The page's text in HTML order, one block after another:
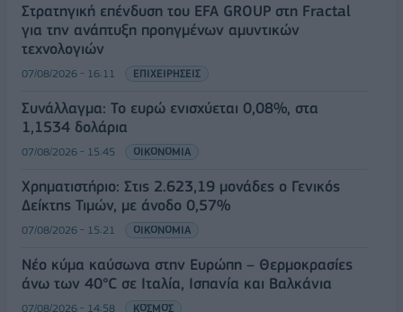
Στρατηγική επένδυση του EFA GROUP στη Fractal
για την ανάπτυξη προηγμένων αμυντικών
τεχνολογιών
07/08/2026 - 16:11 ΕΠΙΧΕΙΡΗΣΕΙΣ
Συνάλλαγμα: Το ευρώ ενισχύεται 0,08%, στα
1,1534 δολάρια
07/08/2026 - 15:45 ΟΙΚΟΝΟΜΙΑ
Χρηματιστήριο: Στις 2.623,19 μονάδες ο Γενικός
Δείκτης Τιμών, με άνοδο 0,57%
07/08/2026 - 15:21 ΟΙΚΟΝΟΜΙΑ
Νέο κύμα καύσωνα στην Ευρώπη – Θερμοκρασίες
άνω των 40°C σε Ιταλία, Ισπανία και Βαλκάνια
07/08/2026 - 14:58 ΚΟΣΜΟΣ